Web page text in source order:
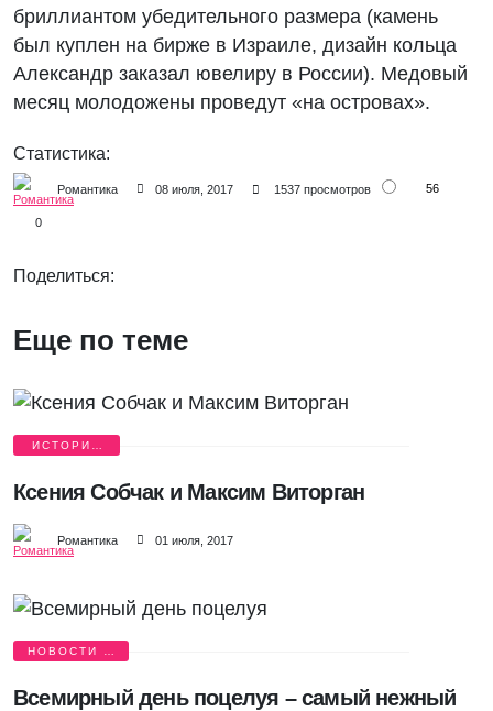
бриллиантом убедительного размера (камень
был куплен на бирже в Израиле, дизайн кольца
Александр заказал ювелиру в России). Медовый
месяц молодожены проведут «на островах».
Статистика:
Романтика 08 июля, 2017 1537 просмотров 56
0
Поделиться:
Еще по теме
ИСТОРИИ
Ксения Собчак и Максим Виторган
Романтика 01 июля, 2017
НОВОСТИ О
Всемирный день поцелуя – самый нежный